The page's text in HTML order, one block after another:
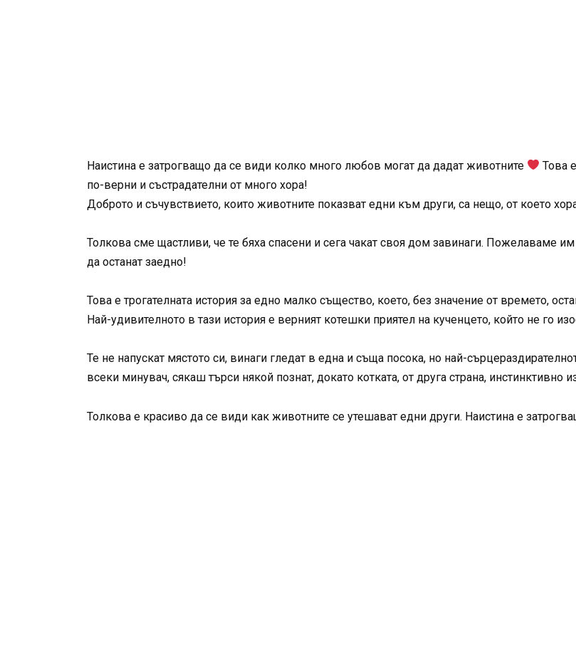
Наистина е затрогващо да се види колко много любов могат да дадат животните
Това
по-верни и състрадателни от много хора!
Доброто и съчувствието, които животните показват едни към други, са нещо, от което
Толкова сме щастливи, че те бяха спасени и сега чакат своя дом завинаги. Пожелаваме
да останат заедно!
Това е трогателната история за едно малко същество, което, без значение от времето,
Най-удивителното в тази история е верният котешки приятел на кученцето, който не го
Те не напускат мястото си, винаги гледат в една и съща посока, но най-
всеки минувач, сякаш търси някой познат, докато котката, от друга страна, инстинктивно
Толкова е красиво да се види как животните се утешават едни други. Наистина е